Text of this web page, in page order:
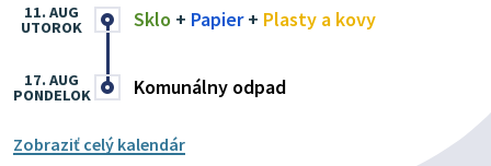
Sklo + Papier+ Plasty a kovy
11. AUG
UTOROK
Komunálny odpad
17. AUG
PONDELOK
Zobraziť celý kalendár